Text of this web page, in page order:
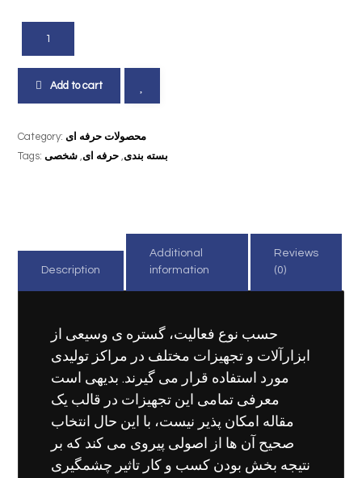
Add to cart
Category:محصولات حرفه ای
Tags:
بسته بندی, حرفه ای, شخصی
Description
Additional
information
Reviews
(0)
حسب نوع فعالیت، گستره ی وسیعی از
ابزارآلات و تجهیزات مختلف در مراکز تولیدی
مورد استفاده قرار می گیرند. بدیهی است
معرفی تمامی این تجهیزات در قالب یک
مقاله امکان پذیر نیست، با این حال انتخاب
صحیح آن ها از اصولی پیروی می کند که بر
نتیجه بخش بودن کسب و کار تاثیر چشمگیری